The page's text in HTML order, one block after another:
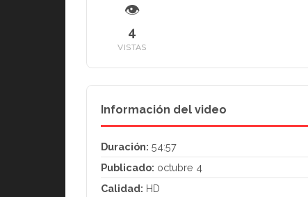
👁
4
VISTAS
Información del video
Duración: 54:57
Publicado: octubre 4
Calidad: HD